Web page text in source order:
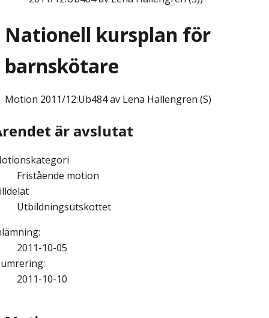
Nationell kursplan för
barnskötare
Motion 2011/12:Ub484 av Lena Hallengren (S)
är avslutat
Fristående motion
Utbildningsutskottet
:
2011-10-05
:
2011-10-10